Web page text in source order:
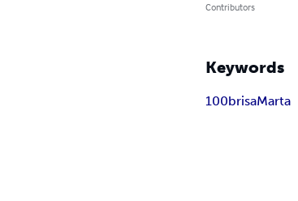
Contributors
Keywords
100brisaMarta